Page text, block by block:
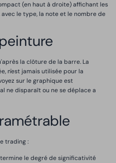
(en haut à droite) affichant les
le type, la note et le nombre de
la clôture de la barre. La
n'est jamais utilisée pour la
sur le graphique est
ne disparaît ou ne se déplace a
trading :
le degré de significativité